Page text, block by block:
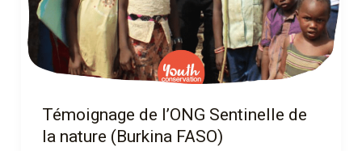
Témoignage de l’ONG Sentinelle de
la nature (Burkina FASO)
(Burkina
FASO)